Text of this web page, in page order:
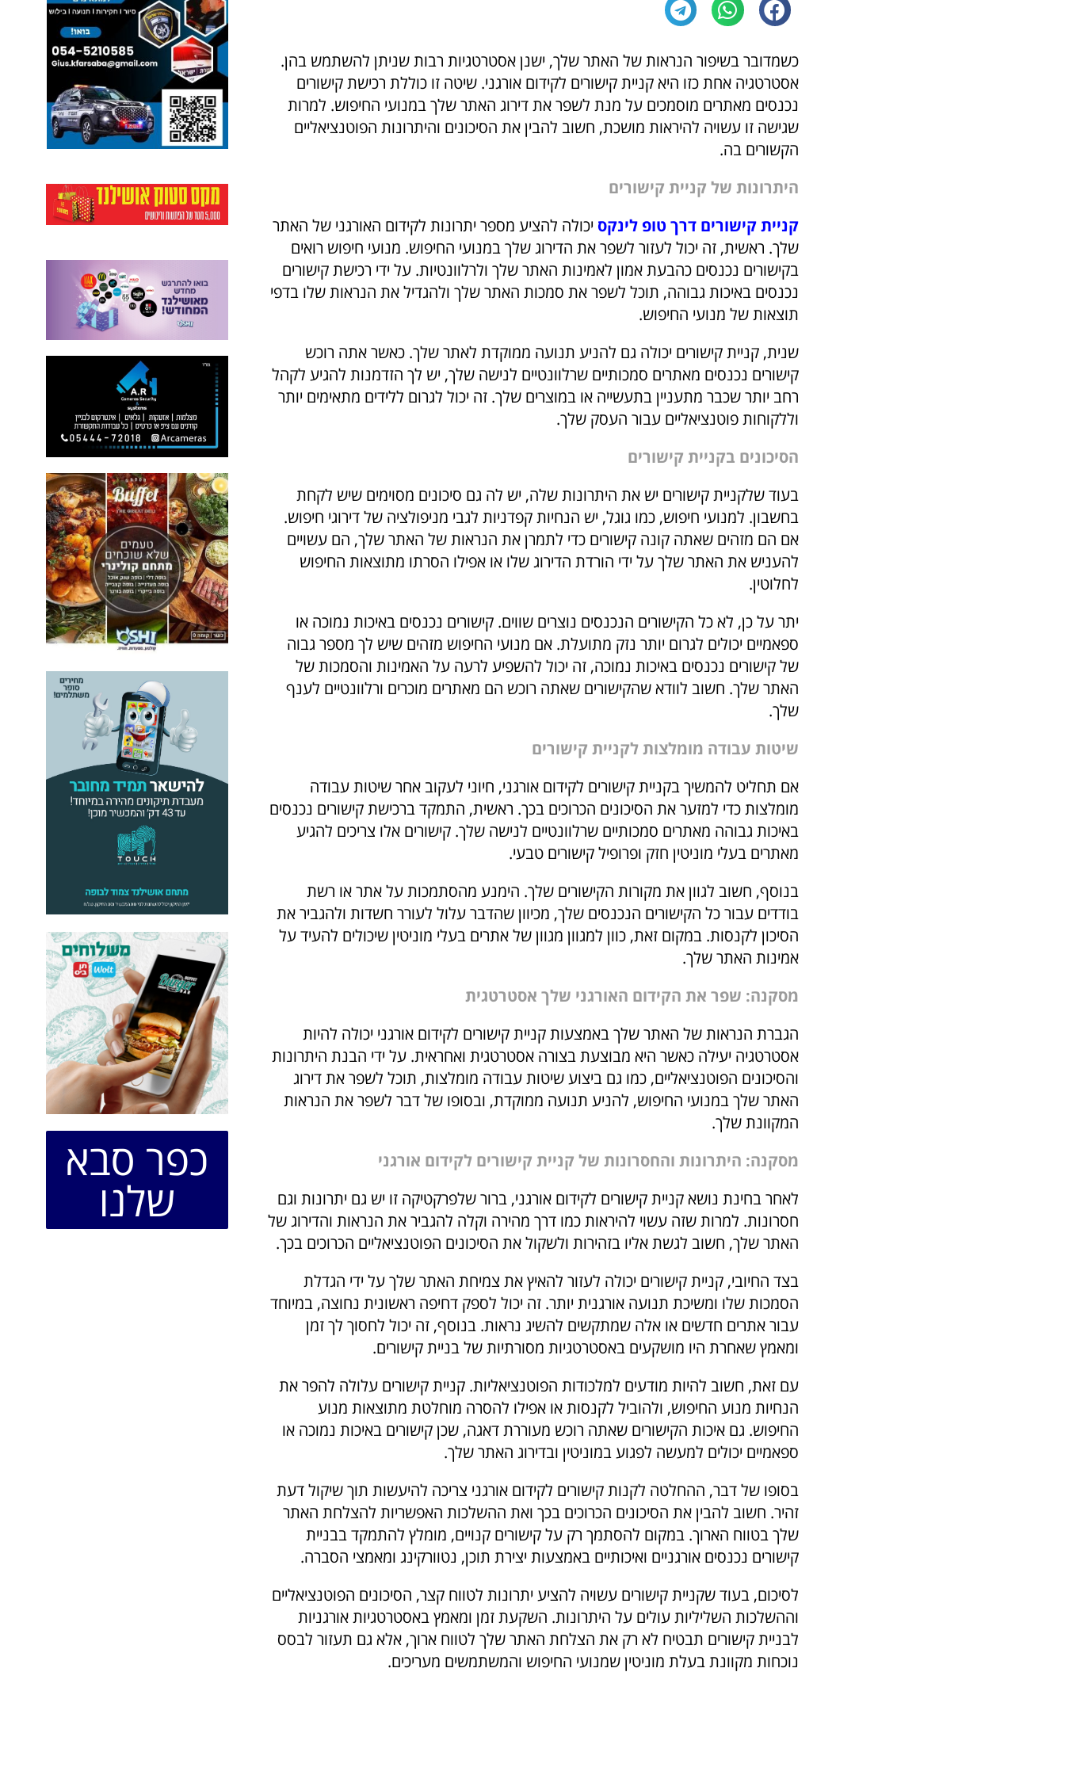
כשמדובר בשיפור הנראות של האתר שלך, ישנן אסטרטגיות רבות שניתן להשתמש בהן.
אסטרטגיה אחת כזו היא קניית קישורים לקידום אורגני. שיטה זו כוללת רכישת קישורים
נכנסים מאתרים מוסמכים על מנת לשפר את דירוג האתר שלך במנועי החיפוש. למרות
שגישה זו עשויה להיראות מושכת, חשוב להבין את הסיכונים והיתרונות הפוטנציאליים
הקשורים בה.
היתרונות של קניית קישורים
קניית קישורים דרך טופ לינקס יכולה להציע מספר יתרונות לקידום האורגני של האתר
שלך. ראשית, זה יכול לעזור לשפר את הדירוג שלך במנועי החיפוש. מנועי חיפוש רואים
בקישורים נכנסים כהבעת אמון לאמינות האתר שלך ולרלוונטיות. על ידי רכישת קישורים
נכנסים באיכות גבוהה, תוכל לשפר את סמכות האתר שלך ולהגדיל את הנראות שלו בדפי
תוצאות של מנועי החיפוש.
שנית, קניית קישורים יכולה גם להניע תנועה ממוקדת לאתר שלך. כאשר אתה רוכש
קישורים נכנסים מאתרים סמכותיים שרלוונטיים לנישה שלך, יש לך הזדמנות להגיע לקהל
רחב יותר שכבר מתעניין בתעשייה או במוצרים שלך. זה יכול לגרום ללידים מתאימים יותר
וללקוחות פוטנציאליים עבור העסק שלך.
הסיכונים בקניית קישורים
בעוד שלקניית קישורים יש את היתרונות שלה, יש לה גם סיכונים מסוימים שיש לקחת
בחשבון. למנועי חיפוש, כמו גוגל, יש הנחיות קפדניות לגבי מניפולציה של דירוגי חיפוש.
אם הם מזהים שאתה קונה קישורים כדי לתמרן את הנראות של האתר שלך, הם עשויים
להעניש את האתר שלך על ידי הורדת הדירוג שלו או אפילו הסרתו מתוצאות החיפוש
לחלוטין.
יתר על כן, לא כל הקישורים הנכנסים נוצרים שווים. קישורים נכנסים באיכות נמוכה או
ספאמיים יכולים לגרום יותר נזק מתועלת. אם מנועי החיפוש מזהים שיש לך מספר גבוה
של קישורים נכנסים באיכות נמוכה, זה יכול להשפיע לרעה על האמינות והסמכות של
האתר שלך. חשוב לוודא שהקישורים שאתה רוכש הם מאתרים מוכרים ורלוונטיים לענף
שלך.
שיטות עבודה מומלצות לקניית קישורים
אם תחליט להמשיך בקניית קישורים לקידום אורגני, חיוני לעקוב אחר שיטות עבודה
מומלצות כדי למזער את הסיכונים הכרוכים בכך. ראשית, התמקד ברכישת קישורים נכנסים
באיכות גבוהה מאתרים סמכותיים שרלוונטיים לנישה שלך. קישורים אלו צריכים להגיע
מאתרים בעלי מוניטין חזק ופרופיל קישורים טבעי.
בנוסף, חשוב לגוון את מקורות הקישורים שלך. הימנע מהסתמכות על אתר או רשת
בודדים עבור כל הקישורים הנכנסים שלך, מכיוון שהדבר עלול לעורר חשדות ולהגביר את
הסיכון לקנסות. במקום זאת, כוון למגוון מגוון של אתרים בעלי מוניטין שיכולים להעיד על
אמינות האתר שלך.
מסקנה: שפר את הקידום האורגני שלך אסטרטגית
הגברת הנראות של האתר שלך באמצעות קניית קישורים לקידום אורגני יכולה להיות
אסטרטגיה יעילה כאשר היא מבוצעת בצורה אסטרטגית ואחראית. על ידי הבנת היתרונות
והסיכונים הפוטנציאליים, כמו גם ביצוע שיטות עבודה מומלצות, תוכל לשפר את דירוג
האתר שלך במנועי החיפוש, להניע תנועה ממוקדת, ובסופו של דבר לשפר את הנראות
המקוונת שלך.
מסקנה: היתרונות והחסרונות של קניית קישורים לקידום אורגני
לאחר בחינת נושא קניית קישורים לקידום אורגני, ברור שלפרקטיקה זו יש גם יתרונות וגם
חסרונות. למרות שזה עשוי להיראות כמו דרך מהירה וקלה להגביר את הנראות והדירוג של
האתר שלך, חשוב לגשת אליו בזהירות ולשקול את הסיכונים הפוטנציאליים הכרוכים בכך.
בצד החיובי, קניית קישורים יכולה לעזור להאיץ את צמיחת האתר שלך על ידי הגדלת
הסמכות שלו ומשיכת תנועה אורגנית יותר. זה יכול לספק דחיפה ראשונית נחוצה, במיוחד
עבור אתרים חדשים או אלה שמתקשים להשיג נראות. בנוסף, זה יכול לחסוך לך זמן
ומאמץ שאחרת היו מושקעים באסטרטגיות מסורתיות של בניית קישורים.
עם זאת, חשוב להיות מודעים למלכודות הפוטנציאליות. קניית קישורים עלולה להפר את
הנחיות מנוע החיפוש, ולהוביל לקנסות או אפילו להסרה מוחלטת מתוצאות מנוע
החיפוש. גם איכות הקישורים שאתה רוכש מעוררת דאגה, שכן קישורים באיכות נמוכה או
ספאמיים יכולים למעשה לפגוע במוניטין ובדירוג האתר שלך.
בסופו של דבר, ההחלטה לקנות קישורים לקידום אורגני צריכה להיעשות תוך שיקול דעת
זהיר. חשוב להבין את הסיכונים הכרוכים בכך ואת ההשלכות האפשריות להצלחת האתר
שלך בטווח הארוך. במקום להסתמך רק על קישורים קנויים, מומלץ להתמקד בבניית
קישורים נכנסים אורגניים ואיכותיים באמצעות יצירת תוכן, נטוורקינג ומאמצי הסברה.
לסיכום, בעוד שקניית קישורים עשויה להציע יתרונות לטווח קצר, הסיכונים הפוטנציאליים
וההשלכות השליליות עולים על היתרונות. השקעת זמן ומאמץ באסטרטגיות אורגניות
לבניית קישורים תבטיח לא רק את הצלחת האתר שלך לטווח ארוך, אלא גם תעזור לבסס
נוכחות מקוונת בעלת מוניטין שמנועי החיפוש והמשתמשים מעריכים.
כפר סבא
שלנו